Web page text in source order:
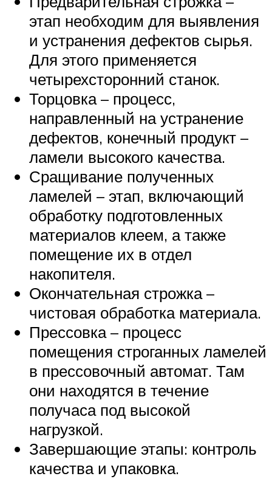
этап необходим для выявления
и устранения дефектов сырья.
Для этого применяется
четырехсторонний станок.
Торцовка – процесс,
направленный на устранение
дефектов, конечный продукт –
ламели высокого качества.
Сращивание полученных
ламелей – этап, включающий
обработку подготовленных
материалов клеем, а также
помещение их в отдел
накопителя.
Окончательная строжка –
чистовая обработка материала.
Прессовка – процесс
помещения строганных ламелей
в прессовочный автомат. Там
они находятся в течение
получаса под высокой
нагрузкой.
Завершающие этапы: контроль
качества и упаковка.